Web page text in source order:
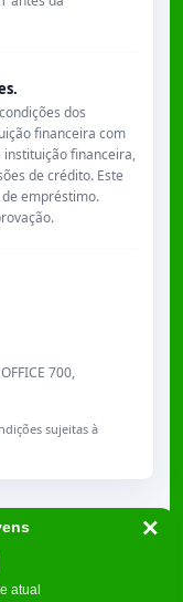
atual
dos
financeira com
instituição financeira,
de crédito. Este
empréstimo.
700,
sujeitas à
FL, 32819 US